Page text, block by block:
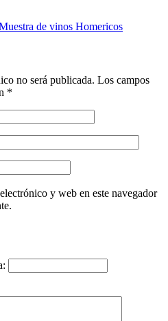
no será publicada. Los campos
*
y web en este navegador